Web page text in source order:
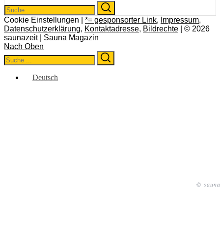
©
Search
for:
Cookie Einstellungen | *= gesponsorter Link, Impressum,
Datenschutzerklärung, Kontaktadresse, Bildrechte | © 2026
saunazeit | Sauna Magazin
Nach Oben
Search
for:
Deutsch